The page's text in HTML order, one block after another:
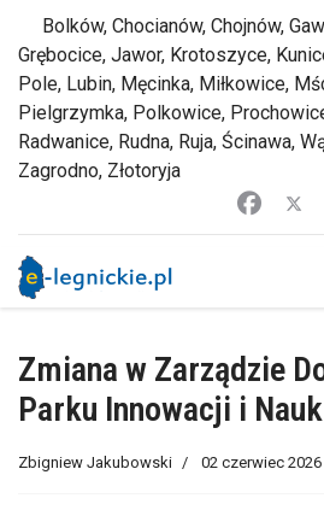
Bolków, Chocianów, Chojnów,
Grębocice, Jawor, Krotoszyce,
Pole, Lubin, Męcinka, Miłkowice,
Pielgrzymka, Polkowice,
Radwanice, Rudna, Ruja, Ścinawa,
Zagrodno, Złotoryja
Zmiana w Zarządzie
Parku Innowacji i
Zbigniew Jakubowski 02 czerwiec 2026